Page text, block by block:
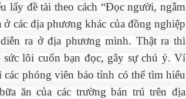
lấy đề tài theo cách “Đọc người, ngẫm
các địa phương khác của đồng nghiệp
ra ở địa phương mình. Thật ra thì
lôi cuốn bạn đọc, gây sự chú ý. Ví
phóng viên báo tỉnh có thể tìm hiểu
ăn của các trường bán trú trên địa